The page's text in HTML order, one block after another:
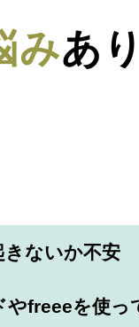
みあ
きないか不安
やfreeeを使っ